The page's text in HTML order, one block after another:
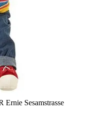
Sesamstrasse